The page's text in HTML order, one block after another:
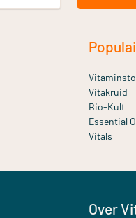
Vitakruid
Bio-Kult
Essential
Vitals
Over